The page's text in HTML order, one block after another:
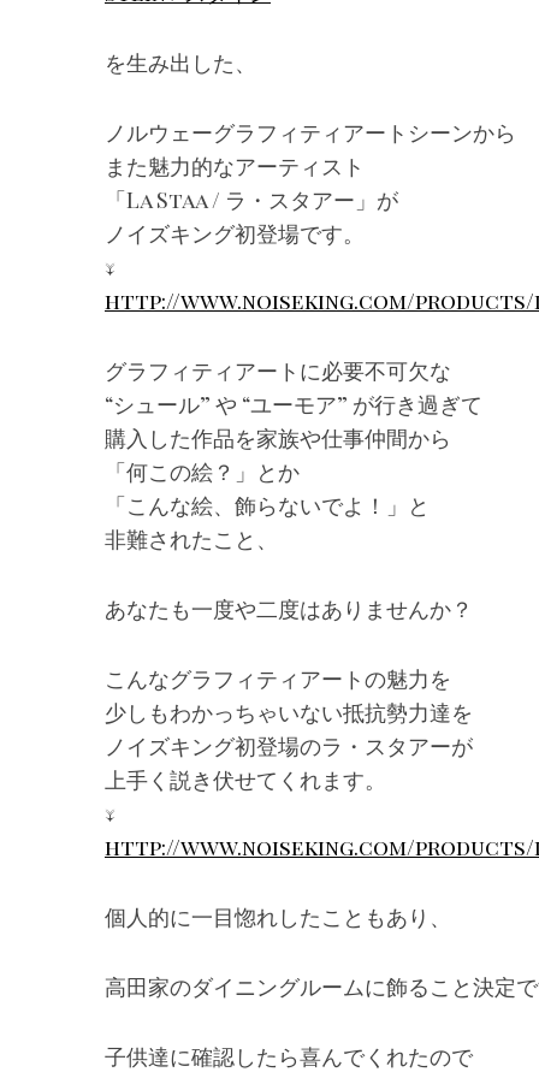
を生み出した、
ノルウェーグラフィティアートシーンから
また魅力的なアーティスト
「La Staa / ラ・スタアー」が
ノイズキング初登場です。
↓
http://www.noiseking.com/products/
グラフィティアートに必要不可欠な
“シュール” や “ユーモア” が行き過ぎて
購入した作品を家族や仕事仲間から
「何この絵？」とか
「こんな絵、飾らないでよ！」と
非難されたこと、
あなたも一度や二度はありませんか？
こんなグラフィティアートの魅力を
少しもわかっちゃいない抵抗勢力達を
ノイズキング初登場のラ・スタアーが
上手く説き伏せてくれます。
↓
http://www.noiseking.com/products/
個人的に一目惚れしたこともあり、
高田家のダイニングルームに飾ること決定で
子供達に確認したら喜んでくれたので